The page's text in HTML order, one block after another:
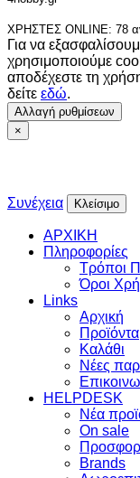
ΧΡΗΣΤΕΣ ONLINE: 78
Για να
χρησιμοποιούμε
αποδέχεστε τη
δείτε εδώ.
Αλλαγή ρυθμίσεων
×
Συνέχεια Κλείσιμο
ΑΡΧΙΚΗ
Πληροφορίες
Τρόποι
Όροι
Links
Αρχική
Προϊόντα
Καλάθι
Νέες
HELPDESK
Νέα
On sale
Brands